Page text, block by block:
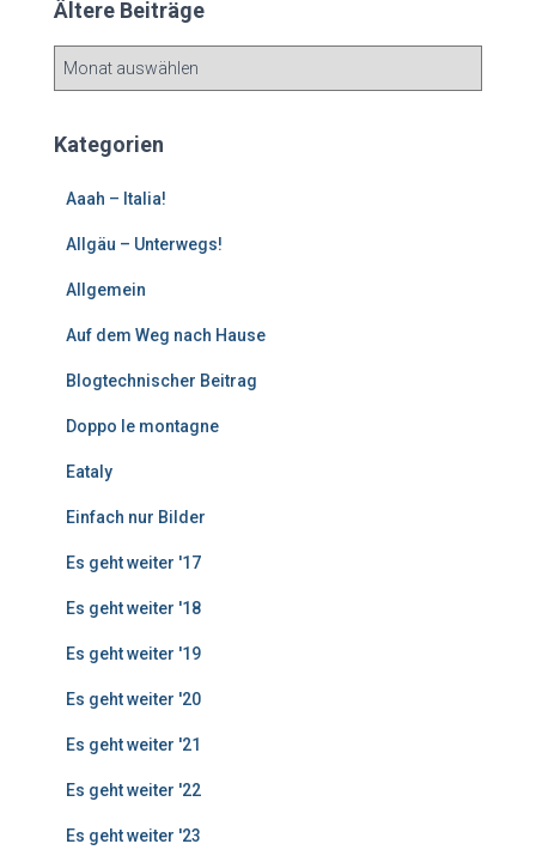
Ältere Beiträge
e
Kategorien
Aaah – Italia!
Allgäu – Unterwegs!
Allgemein
Auf dem Weg nach Hause
Blogtechnischer Beitrag
Doppo le montagne
Eataly
Einfach nur Bilder
Es geht weiter '17
Es geht weiter '18
Es geht weiter '19
Es geht weiter '20
Es geht weiter '21
Es geht weiter '22
Es geht weiter '23